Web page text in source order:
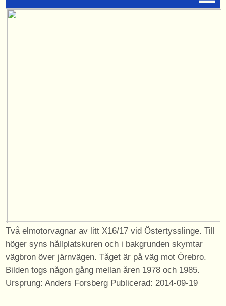
Två elmotorvagnar av litt X16/17 vid Östertysslinge. Till
höger syns hållplatskuren och i bakgrunden skymtar
vägbron över järnvägen. Tåget är på väg mot Örebro.
Bilden togs någon gång mellan åren 1978 och 1985.
Ursprung: Anders Forsberg Publicerad: 2014-09-19